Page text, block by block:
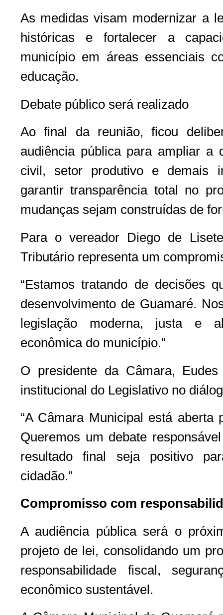
As medidas visam modernizar a
históricas e fortalecer a
município em áreas essenciais
educação.
Debate público será realizado
Ao final da reunião, ficou
audiência pública para ampliar a
civil, setor produtivo e demais
garantir transparência total no
mudanças sejam construídas de
Para o vereador Diego de
Tributário representa um
“Estamos tratando de decisões
desenvolvimento de Guamaré.
legislação moderna, justa e
econômica do município.”
O presidente da Câmara,
institucional do Legislativo no
“A Câmara Municipal está aberta
Queremos um debate
resultado final seja positivo
cidadão.”
Compromisso com
A audiência pública será o
projeto de lei, consolidando um
responsabilidade fiscal,
econômico sustentável.